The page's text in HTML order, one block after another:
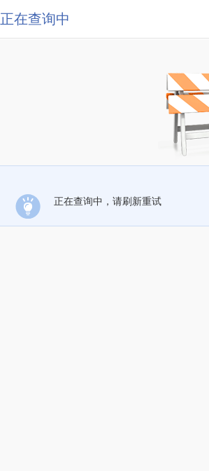
正在查询中
正在查询中，请刷新重试